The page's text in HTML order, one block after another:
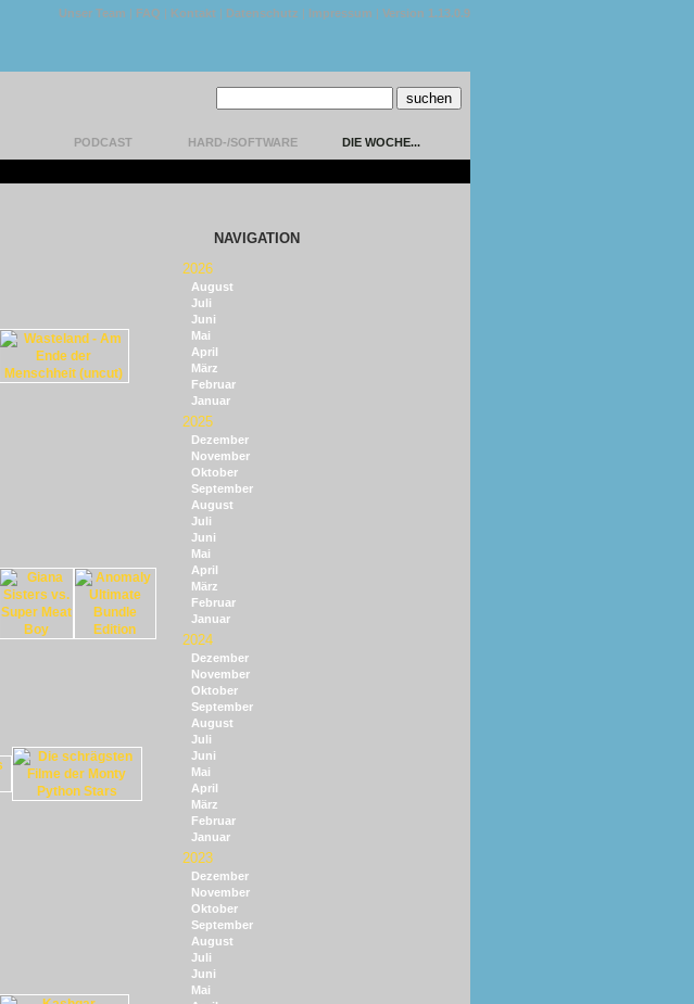
Unser Team | FAQ | Kontakt | Datenschutz | Impressum | Version 1.13.0.9
PODCAST HARD-/SOFTWARE DIE WOCHE...
NAVIGATION
2026
August
Juli
Juni
Mai
April
März
Februar
Januar
2025
Dezember
November
Oktober
September
August
Juli
Juni
Mai
April
März
Februar
Januar
2024
Dezember
November
Oktober
September
August
Juli
Juni
Mai
April
März
Februar
Januar
2023
Dezember
November
Oktober
September
August
Juli
Juni
Mai